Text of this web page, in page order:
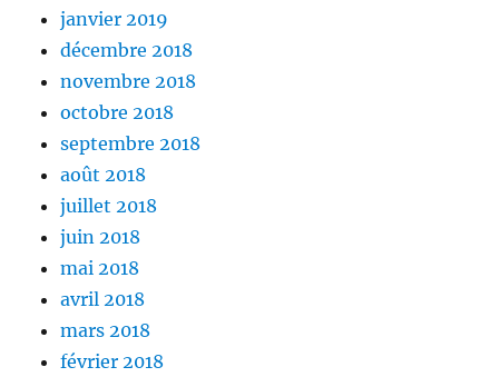
janvier 2019
décembre 2018
novembre 2018
octobre 2018
septembre 2018
août 2018
juillet 2018
juin 2018
mai 2018
avril 2018
mars 2018
février 2018